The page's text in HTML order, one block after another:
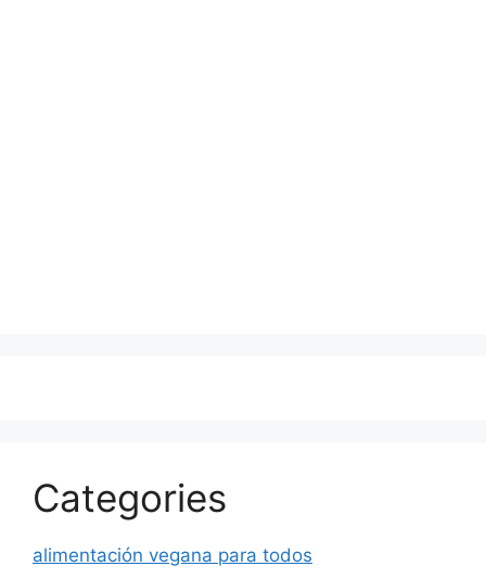
Categories
alimentación vegana para todos